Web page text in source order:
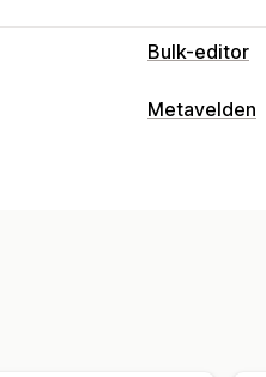
Bulk-editor
Bewerkbare
Metavelden